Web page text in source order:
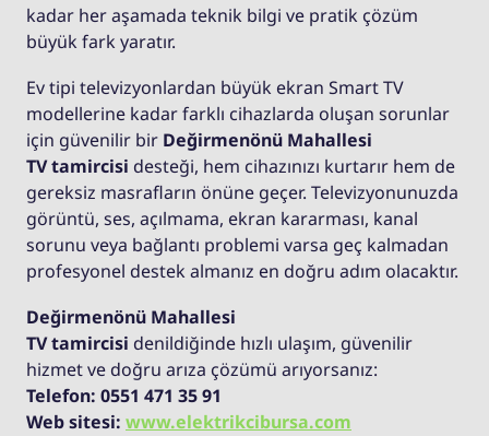
kadar her aşamada teknik bilgi ve pratik çözüm
büyük fark yaratır.
Ev tipi televizyonlardan büyük ekran Smart TV
modellerine kadar farklı cihazlarda oluşan sorunlar
için güvenilir bir Değirmenönü Mahallesi
TV tamircisi desteği, hem cihazınızı kurtarır hem de
gereksiz masrafların önüne geçer. Televizyonunuzda
görüntü, ses, açılmama, ekran kararması, kanal
sorunu veya bağlantı problemi varsa geç kalmadan
profesyonel destek almanız en doğru adım olacaktır.
Değirmenönü Mahallesi
TV tamircisi denildiğinde hızlı ulaşım, güvenilir
hizmet ve doğru arıza çözümü arıyorsanız:
Telefon: 0551 471 35 91
Web sitesi: www.elektrikcibursa.com